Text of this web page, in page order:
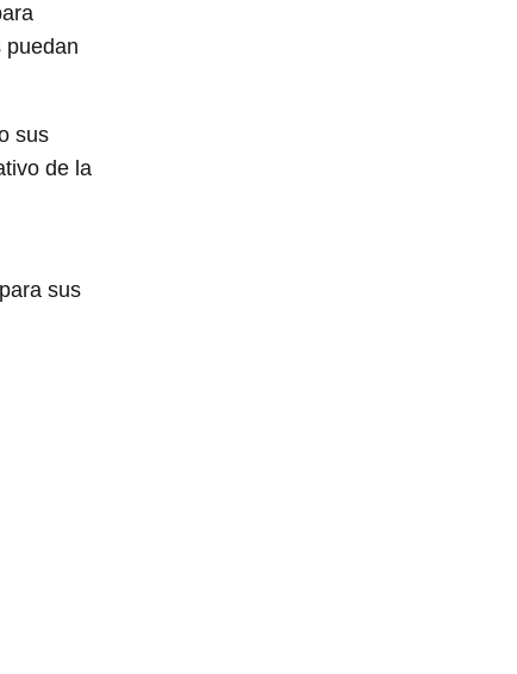
puedan
sus
de la
sus